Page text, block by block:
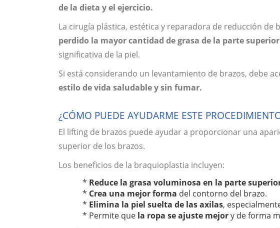
de la dieta y el ejercicio.
La cirugía plástica, estética y reparadora de reducción de
perdido la mayor cantidad de grasa de la parte
significativa de la piel.
Si está considerando un levantamiento de brazos, debe
estilo de vida saludable y sin fumar.
¿CÓMO PUEDE AYUDARME ESTE
El lifting de brazos puede ayudar a proporcionar una
superior de los brazos.
Los beneficios de la braquioplastia incluyen:
* Reduce la grasa voluminosa en la parte
* Crea una mejor forma del contorno del brazo.
* Elimina la piel suelta de las axilas,
* Permite que la ropa se ajuste mejory de forma